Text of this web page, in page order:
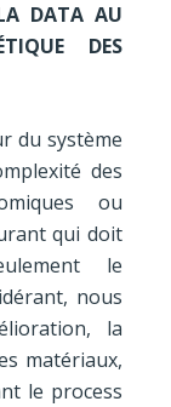
DATA AU
DES
du système
des
ou
qui doit
le
nous
la
matériaux,
le process